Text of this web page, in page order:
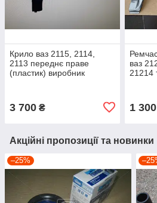
Крило ваз 2115, 2114,
2113 переднє праве
(пластик) виробник
3 700 ₴
ваз
21214
1 300
Акційні пропозиції та новинки
–25%